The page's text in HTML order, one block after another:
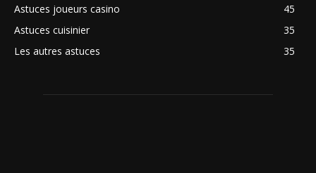
Astuces joueurs casino
45
Astuces cuisinier
35
Les autres astuces
35